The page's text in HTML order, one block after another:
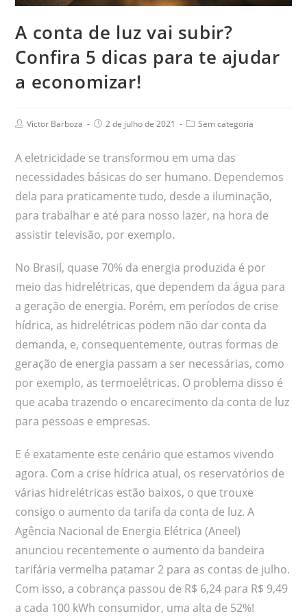
A conta de luz vai subir?
Confira 5 dicas para te ajudar
a economizar!
Victor Barboza 2 de julho de 2021 Sem categoria
A eletricidade se transformou em uma das
necessidades básicas do ser humano. Dependemos
dela para praticamente tudo, desde a iluminação,
para trabalhar e até para nosso lazer, na hora de
assistir televisão, por exemplo.
No Brasil, quase 70% da energia produzida é por
meio das hidrelétricas, que dependem da água para
a geração de energia. Porém, em períodos de crise
hídrica, as hidrelétricas podem não dar conta da
demanda, e, consequentemente, outras formas de
geração de energia passam a ser necessárias, como
por exemplo, as termoelétricas. O problema disso é
que acaba trazendo o encarecimento da conta de luz
para pessoas e empresas.
E é exatamente este cenário que estamos vivendo
agora. Com a crise hídrica atual, os reservatórios de
várias hidrelétricas estão baixos, o que trouxe
consigo o aumento da tarifa da conta de luz. A
Agência Nacional de Energia Elétrica (Aneel)
anunciou recentemente o aumento da bandeira
tarifária vermelha patamar 2 para as contas de julho.
Com isso, a cobrança passou de R$ 6,24 para R$ 9,49
a cada 100 kWh consumidor, uma alta de 52%!